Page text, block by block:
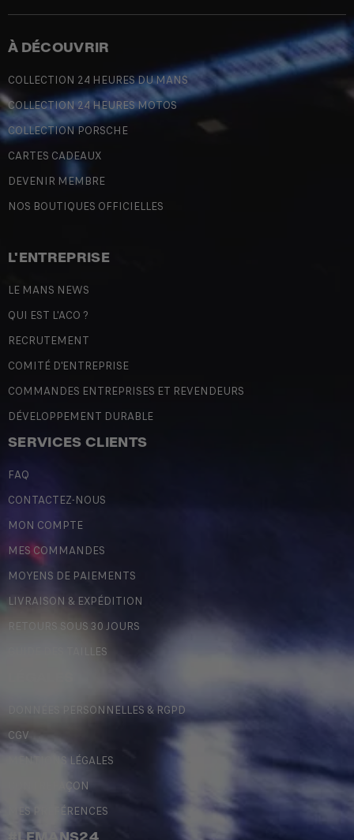
À DÉCOUVRIR
COLLECTION 24 HEURES DU MANS
COLLECTION 24 HEURES MOTOS
COLLECTION PORSCHE
CARTES CADEAUX
DEVENIR MEMBRE
NOS BOUTIQUES OFFICIELLES
L'ENTREPRISE
LE MANS NEWS
QUI EST L'ACO ?
RECRUTEMENT
COMITÉ D'ENTREPRISE
COMMANDES ENTREPRISES ET REVENDEURS
DÉVELOPPEMENT DURABLE
SERVICES CLIENTS
FAQ
CONTACTEZ-NOUS
MON COMPTE
MES COMMANDES
MOYENS DE PAIEMENTS
LIVRAISON & EXPÉDITION
RETOURS SOUS 30 JOURS
GUIDE DES TAILLES
DONNÉES PERSONNELLES & RGPD
CGV
MENTIONS LÉGALES
CONTREFAÇON
MES PRÉFÉRENCES